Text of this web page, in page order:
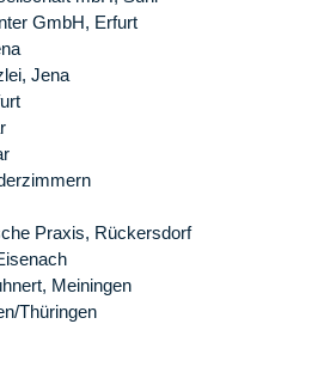
GmbH, Erfurt
Jena
Praxis, Rückersdorf
Meiningen
Thüringen